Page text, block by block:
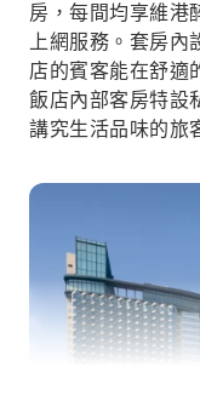
房，每間均享維港
上網服務。套房
店的賓客能在舒適
飯店內部客房特設
講究生活品味的旅